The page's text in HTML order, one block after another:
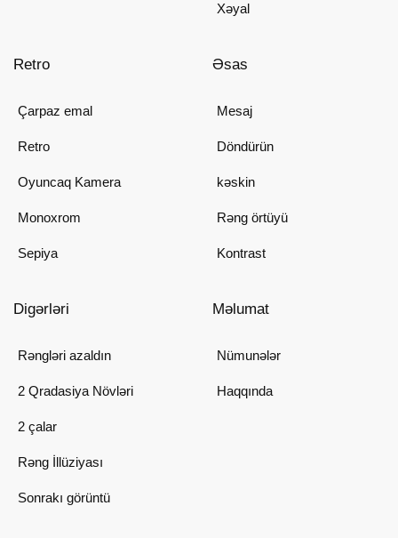
Xəyal
Retro
Çarpaz emal
Retro
Oyuncaq Kamera
Monoxrom
Sepiya
Əsas
Mesaj
Döndürün
kəskin
Rəng örtüyü
Kontrast
Digərləri
Rəngləri azaldın
2 Qradasiya Növləri
2 çalar
Rəng İllüziyası
Sonrakı görüntü
Məlumat
Nümunələr
Haqqında